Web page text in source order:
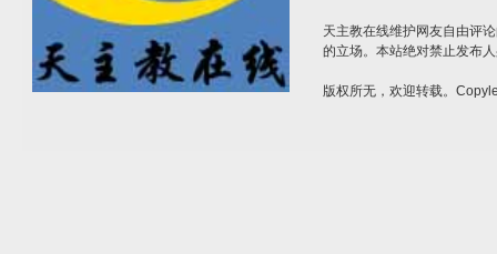
天主教在线维护网友自由评
的立场。本站绝对禁止发布
版权所无，欢迎转载。